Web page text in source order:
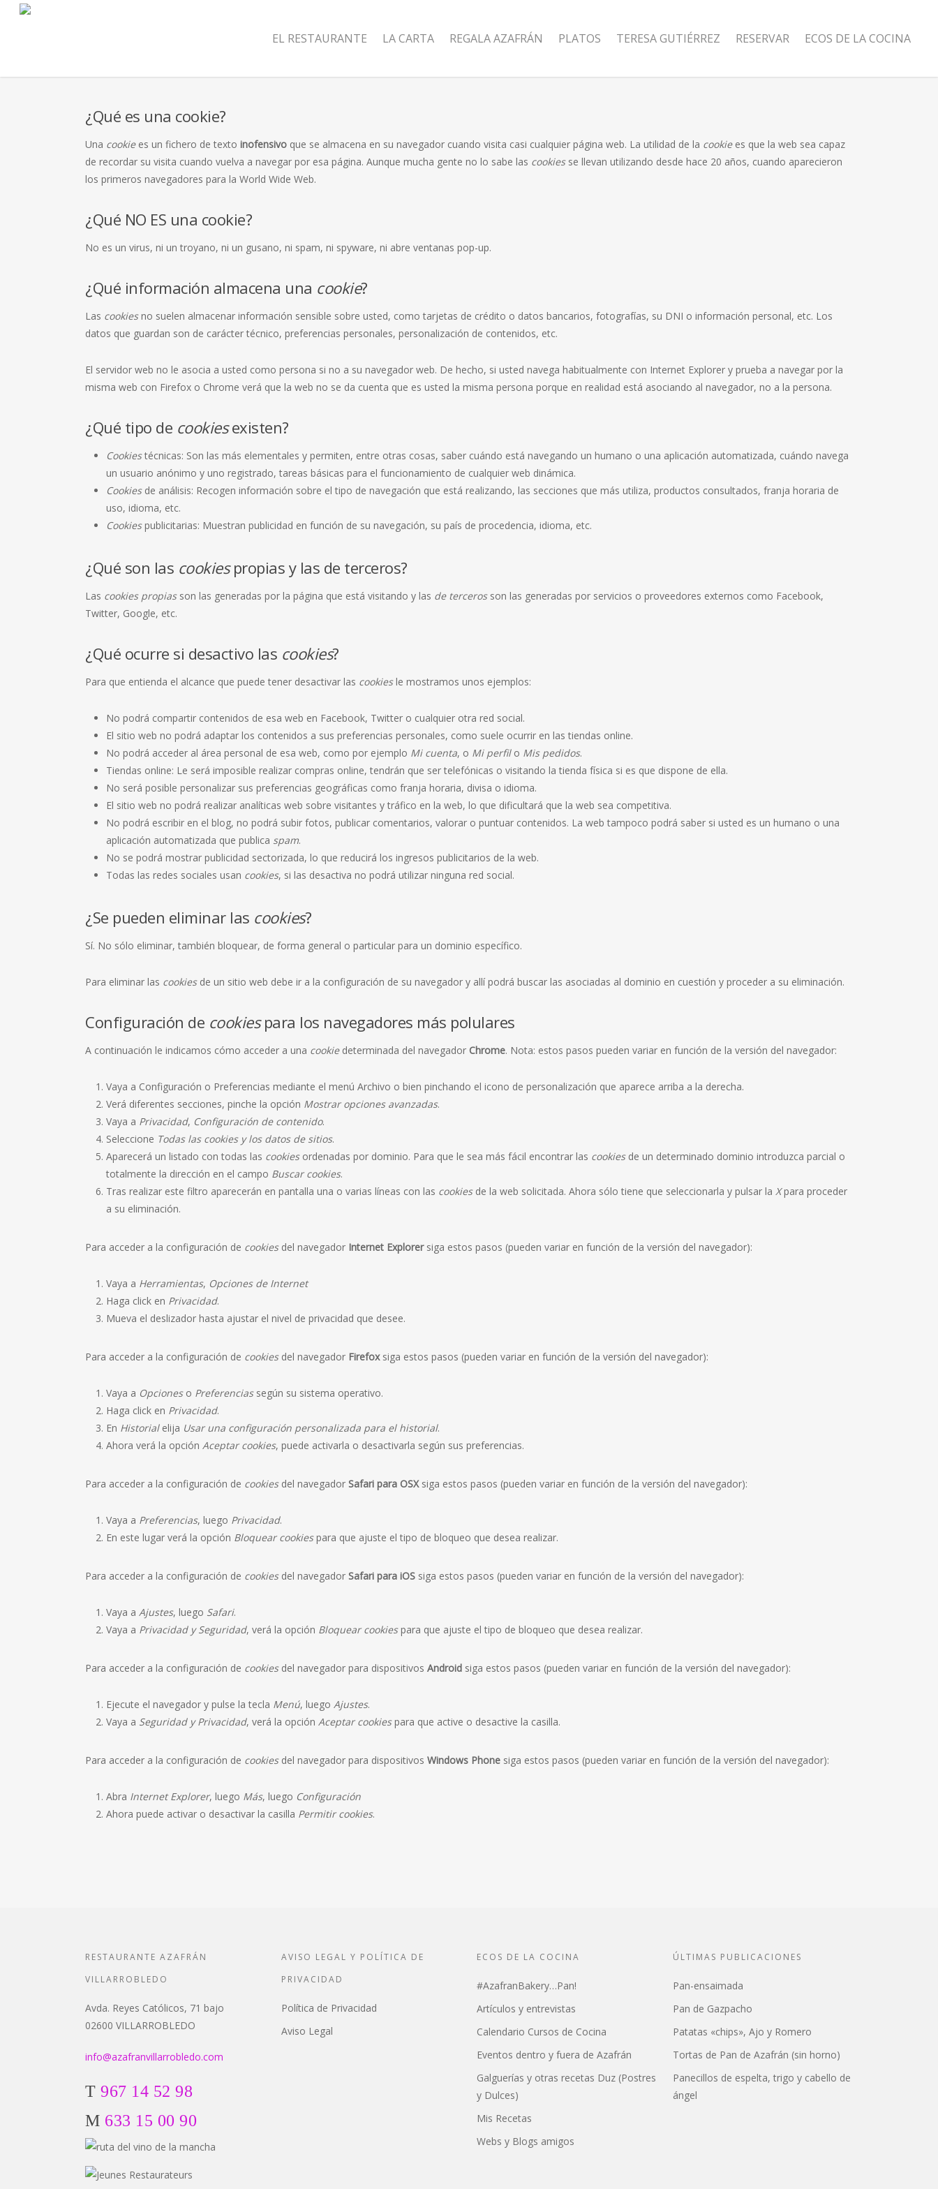
EL RESTAURANTE LA CARTA REGALA AZAFRÁN PLATOS TERESA GUTIÉRREZ RESERVAR ECOS DE LA COCINA
¿Qué es una cookie?
Una cookiees un fichero de texto inofensivo que se almacena en su navegador cuando visita casi cualquier página web. La utilidad de la cookiees que la web sea capaz
de recordar su visita cuando vuelva a navegar por esa página. Aunque mucha gente no lo sabe las cookiesse llevan utilizando desde hace 20 años, cuando aparecieron
los primeros navegadores para la World Wide Web.
¿Qué NO ES una cookie?
No es un virus, ni un troyano, ni un gusano, ni spam, ni spyware, ni abre ventanas pop-up.
¿Qué información almacena una cookie?
Las cookiesno suelen almacenar información sensible sobre usted, como tarjetas de crédito o datos bancarios, fotografías, su DNI o información personal, etc. Los
datos que guardan son de carácter técnico, preferencias personales, personalización de contenidos, etc.
El servidor web no le asocia a usted como persona si no a su navegador web. De hecho, si usted navega habitualmente con Internet Explorer y prueba a navegar por la
misma web con Firefox o Chrome verá que la web no se da cuenta que es usted la misma persona porque en realidad está asociando al navegador, no a la persona.
¿Qué tipo de cookiesexisten?
Cookiestécnicas: Son las más elementales y permiten, entre otras cosas, saber cuándo está navegando un humano o una aplicación automatizada, cuándo navega
un usuario anónimo y uno registrado, tareas básicas para el funcionamiento de cualquier web dinámica.
Cookiesde análisis: Recogen información sobre el tipo de navegación que está realizando, las secciones que más utiliza, productos consultados, franja horaria de
uso, idioma, etc.
Cookiespublicitarias: Muestran publicidad en función de su navegación, su país de procedencia, idioma, etc.
¿Qué son las cookiespropias y las de terceros?
Las cookies propiasson las generadas por la página que está visitando y las de tercerosson las generadas por servicios o proveedores externos como Facebook,
Twitter, Google, etc.
¿Qué ocurre si desactivo las cookies?
Para que entienda el alcance que puede tener desactivar las cookiesle mostramos unos ejemplos:
No podrá compartir contenidos de esa web en Facebook, Twitter o cualquier otra red social.
El sitio web no podrá adaptar los contenidos a sus preferencias personales, como suele ocurrir en las tiendas online.
No podrá acceder al área personal de esa web, como por ejemplo Mi cuenta, o Mi perfilo Mis pedidos.
Tiendas online: Le será imposible realizar compras online, tendrán que ser telefónicas o visitando la tienda física si es que dispone de ella.
No será posible personalizar sus preferencias geográficas como franja horaria, divisa o idioma.
El sitio web no podrá realizar analíticas web sobre visitantes y tráfico en la web, lo que dificultará que la web sea competitiva.
No podrá escribir en el blog, no podrá subir fotos, publicar comentarios, valorar o puntuar contenidos. La web tampoco podrá saber si usted es un humano o una
aplicación automatizada que publica spam.
No se podrá mostrar publicidad sectorizada, lo que reducirá los ingresos publicitarios de la web.
Todas las redes sociales usan cookies, si las desactiva no podrá utilizar ninguna red social.
¿Se pueden eliminar las cookies?
Sí. No sólo eliminar, también bloquear, de forma general o particular para un dominio específico.
Para eliminar las cookiesde un sitio web debe ir a la configuración de su navegador y allí podrá buscar las asociadas al dominio en cuestión y proceder a su eliminación.
Configuración de cookiespara los navegadores más polulares
A continuación le indicamos cómo acceder a una cookiedeterminada del navegador Chrome. Nota: estos pasos pueden variar en función de la versión del navegador:
Vaya a Configuración o Preferencias mediante el menú Archivo o bien pinchando el icono de personalización que aparece arriba a la derecha.
Verá diferentes secciones, pinche la opción Mostrar opciones avanzadas.
Vaya a Privacidad, Configuración de contenido.
Seleccione Todas las cookiesy los datos de sitios.
Aparecerá un listado con todas las cookiesordenadas por dominio. Para que le sea más fácil encontrar las cookiesde un determinado dominio introduzca parcial o
totalmente la dirección en el campo Buscar cookies.
Tras realizar este filtro aparecerán en pantalla una o varias líneas con las cookiesde la web solicitada. Ahora sólo tiene que seleccionarla y pulsar la Xpara proceder
a su eliminación.
Para acceder a la configuración de cookiesdel navegador Internet Explorersiga estos pasos (pueden variar en función de la versión del navegador):
Vaya a Herramientas, Opciones de Internet
Haga click en Privacidad.
Mueva el deslizador hasta ajustar el nivel de privacidad que desee.
Para acceder a la configuración de cookiesdel navegador Firefoxsiga estos pasos (pueden variar en función de la versión del navegador):
Vaya a Opcioneso Preferenciassegún su sistema operativo.
Haga click en Privacidad.
En Historialelija Usar una configuración personalizada para el historial.
Ahora verá la opción Aceptar cookies, puede activarla o desactivarla según sus preferencias.
Para acceder a la configuración de cookiesdel navegador Safari para OSXsiga estos pasos (pueden variar en función de la versión del navegador):
Vaya a Preferencias, luego Privacidad.
En este lugar verá la opción Bloquear cookiespara que ajuste el tipo de bloqueo que desea realizar.
Para acceder a la configuración de cookiesdel navegador Safari para iOS siga estos pasos (pueden variar en función de la versión del navegador):
Vaya a Ajustes, luego Safari.
Vaya a Privacidad y Seguridad, verá la opción Bloquear cookiespara que ajuste el tipo de bloqueo que desea realizar.
Para acceder a la configuración de cookiesdel navegador para dispositivos Android siga estos pasos (pueden variar en función de la versión del navegador):
Ejecute el navegador y pulse la tecla Menú, luego Ajustes.
Vaya a Seguridad y Privacidad, verá la opción Aceptar cookiespara que active o desactive la casilla.
Para acceder a la configuración de cookiesdel navegador para dispositivos Windows Phone siga estos pasos (pueden variar en función de la versión del navegador):
Abra Internet Explorer, luego Más, luego Configuración
Ahora puede activar o desactivar la casilla Permitir cookies.
RESTAURANTE AZAFRÁN
VILLARROBLEDO
Avda. Reyes Católicos, 71 bajo
02600 VILLARROBLEDO
info@azafranvillarrobledo.com
T 967 14 52 98
M 633 15 00 90
AVISO LEGAL Y POLÍTICA DE
PRIVACIDAD
Política de Privacidad
Aviso Legal
ECOS DE LA COCINA
#AzafranBakery…Pan!
Artículos y entrevistas
Calendario Cursos de Cocina
Eventos dentro y fuera de Azafrán
Galguerías y otras recetas Duz (Postres
y Dulces)
Mis Recetas
Webs y Blogs amigos
ÚLTIMAS PUBLICACIONES
Pan-ensaimada
Pan de Gazpacho
Patatas «chips», Ajo y Romero
Tortas de Pan de Azafrán (sin horno)
Panecillos de espelta, trigo y cabello de
ángel